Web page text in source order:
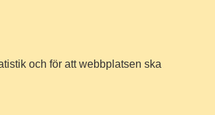
och för att webbplatsen ska